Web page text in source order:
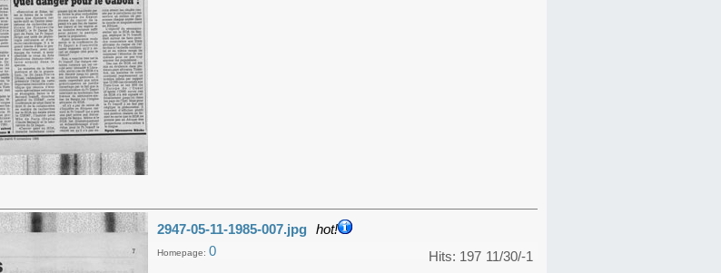
2947-05-11-1985-007.jpg hot!
11/30/-1
Hits: 197
Homepage: 0